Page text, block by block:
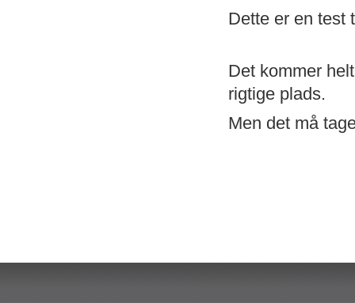
Dette er en test
Det kommer
rigtige plads.
Men det må